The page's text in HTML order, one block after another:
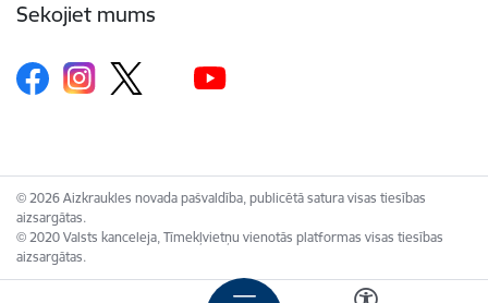
Sekojiet mums
© 2026 Aizkraukles novada pašvaldība, publicētā satura visas tiesības
aizsargātas.
© 2020 Valsts kanceleja, Tīmekļvietņu vienotās platformas visas tiesības
aizsargātas.